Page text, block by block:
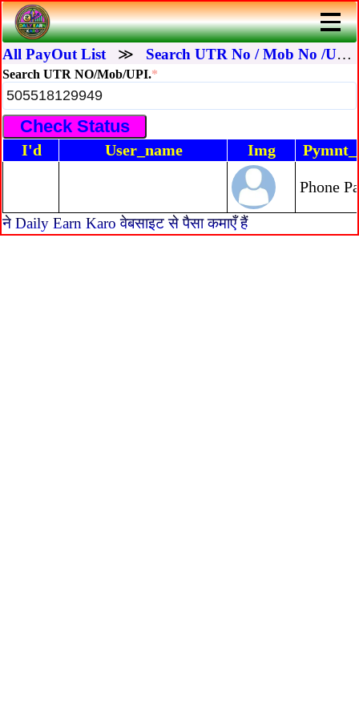
All PayOut List ≫ Search UTR No / Mob No /UPI I'd
Search UTR NO/Mob/UPI.*
I'd User_name Img
Phone
ने Daily Earn Karo वेबसाइट से पैसा कमाएँ हैं